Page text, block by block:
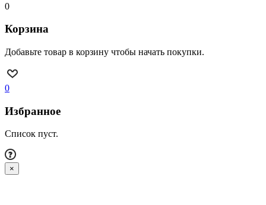
0
Корзина
Добавьте товар в корзину чтобы начать покупки.
0
Избранное
Список пуст.
×